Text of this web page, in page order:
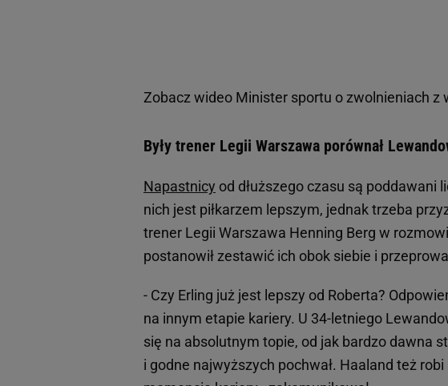
Zobacz wideo Minister sportu o zwolnieniach z
Były trener Legii Warszawa porównał
Napastnicy od dłuższego czasu są poddawani
nich jest piłkarzem lepszym, jednak trzeba
trener Legii Warszawa Henning Berg w
postanowił zestawić ich obok siebie i
- Czy Erling już jest lepszy od Roberta?
na innym etapie kariery. U 34-letniego
się na absolutnym topie, od jak bardzo dawna
i godne najwyższych pochwał. Haaland też